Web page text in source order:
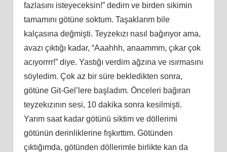
fazlasını isteyeceksin!” dedim ve birden sikimin
tamamını götüne soktum. Taşaklarım bile
kalçasına değmişti. Teyzekızı nasıl bağırıyor ama,
avazı çıktığı kadar, “Aaahhh, anaammm, çıkar çok
acıyorrrr!” diye. Yastığı verdim ağzına ve ısırmasını
söyledim. Çok az bir süre bekledikten sonra,
götüne Git-Gel’lere başladım. Önceleri bağıran
teyzekızının sesi, 10 dakika sonra kesilmişti.
Yarım saat kadar götünü siktim ve döllerimi
götünün derinliklerine fışkırttım. Götünden
çıktığımda, götünden döllerimle birlikte kan da